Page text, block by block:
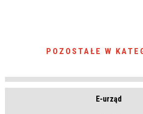
POZOSTAŁE W
E-urząd